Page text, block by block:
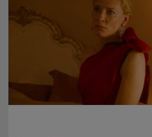
Protest de amploare al fermierilor în Capitală